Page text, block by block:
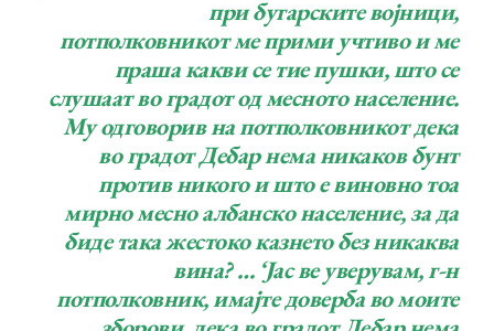
при бугарските војници,
потполковникот ме прими учтиво и ме
праша какви се тие пушки, што се
слушаат во градот од месното население.
Му одговорив на потполковникот дека
во градот Дебар нема никаков бунт
против никого и што е виновно тоа
мирно месно албанско население, за да
биде така жестоко казнето без никаква
вина? … ‘Јас ве уверувам, г-н
потполковник, имајте доверба во моите